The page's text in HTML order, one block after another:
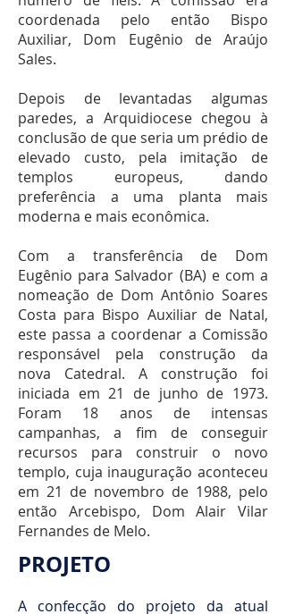
coordenada pelo então Bispo
Auxiliar, Dom Eugênio de Araújo
Sales.
Depois de levantadas algumas
paredes, a Arquidiocese chegou à
conclusão de que seria um prédio de
elevado custo, pela imitação de
templos europeus, dando
preferência a uma planta mais
moderna e mais econômica.
Com a transferência de Dom
Eugênio para Salvador (BA) e com a
nomeação de Dom Antônio Soares
Costa para Bispo Auxiliar de Natal,
este passa a coordenar a Comissão
responsável pela construção da
nova Catedral. A construção foi
iniciada em 21 de junho de 1973.
Foram 18 anos de intensas
campanhas, a fim de conseguir
recursos para construir o novo
templo, cuja inauguração aconteceu
em 21 de novembro de 1988, pelo
então Arcebispo, Dom Alair Vilar
Fernandes de Melo.
PROJETO
A confecção do projeto da atual